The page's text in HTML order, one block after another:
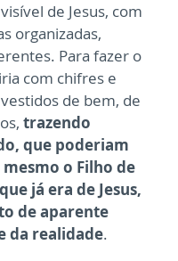
de Jesus, com
organizadas,
Para fazer o
com chifres e
de bem, de
trazendo
que poderiam
o Filho de
já era de Jesus,
de aparente
da realidade.